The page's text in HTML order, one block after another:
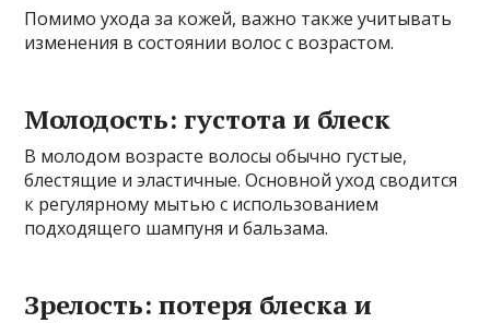
Помимо ухода за кожей, важно также учитывать
изменения в состоянии волос с возрастом.
Молодость: густота и блеск
В молодом возрасте волосы обычно густые,
блестящие и эластичные. Основной уход сводится
к регулярному мытью с использованием
подходящего шампуня и бальзама.
Зрелость: потеря блеска и